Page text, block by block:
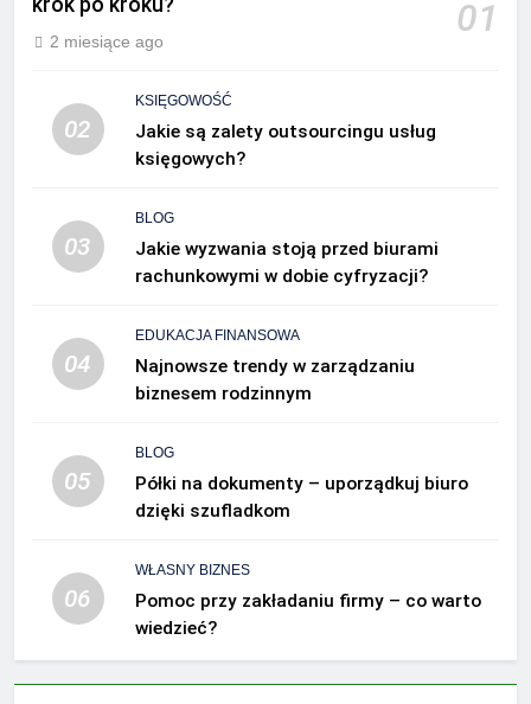
krok po kroku?
01
2 miesiące ago
02
KSIĘGOWOŚĆ
Jakie są zalety outsourcingu usług
księgowych?
03
BLOG
Jakie wyzwania stoją przed biurami
rachunkowymi w dobie cyfryzacji?
04
EDUKACJA FINANSOWA
Najnowsze trendy w zarządzaniu
biznesem rodzinnym
05
BLOG
Półki na dokumenty – uporządkuj biuro
dzięki szufladkom
06
WŁASNY BIZNES
Pomoc przy zakładaniu firmy – co warto
wiedzieć?